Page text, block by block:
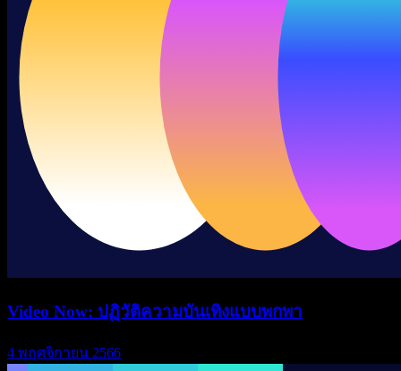
Video Now: ปฏิวัติความบันเทิงแบบพกพา
4 พฤศจิกายน 2566